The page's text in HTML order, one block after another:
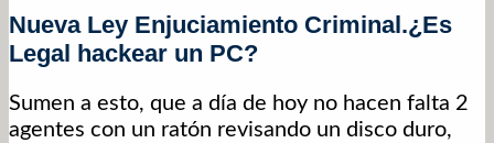
Nueva Ley Enjuciamiento Criminal.¿Es
Legal hackear un PC?
Sumen a esto, que a día de hoy no hacen falta 2
agentes con un ratón revisando un disco duro,